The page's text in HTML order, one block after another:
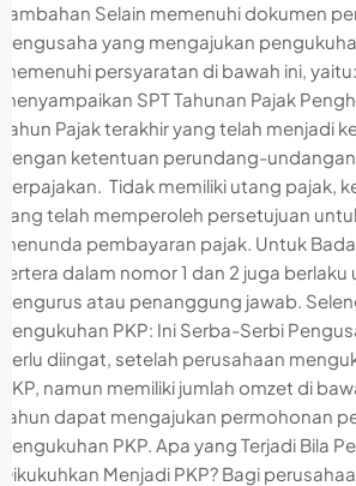
Tambahan Selain memenuhi dokumen
pengusaha yang mengajukan
memenuhi persyaratan di bawah ini,
menyampaikan SPT Tahunan Pajak
Tahun Pajak terakhir yang telah menjadi
dengan ketentuan perundang-
perpajakan. Tidak memiliki utang pajak,
yang telah memperoleh persetujuan
menunda pembayaran pajak. Untuk
tertera dalam nomor 1 dan 2 juga berlaku
pengurus atau penanggung jawab.
pengukuhan PKP: Ini Serba-Serbi
Perlu diingat, setelah perusahaan
PKP, namun memiliki jumlah omzet di
tahun dapat mengajukan permohonan
pengukuhan PKP. Apa yang Terjadi Bila
Dikukuhkan Menjadi PKP? Bagi